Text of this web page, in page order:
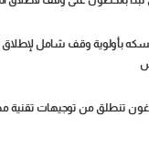
تمسكه بأولوية وقف شامل
تنطلق من توجيهات تقنية